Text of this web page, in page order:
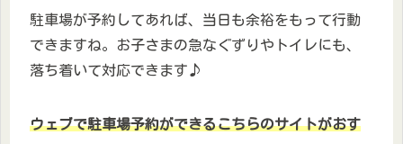
駐車場が予約してあれば、当日も余裕をもって行動
できますね。お子さまの急なぐずりやトイレにも、
落ち着いて対応できます♪
ウェブで駐車場予約ができるこちらのサイトがおす